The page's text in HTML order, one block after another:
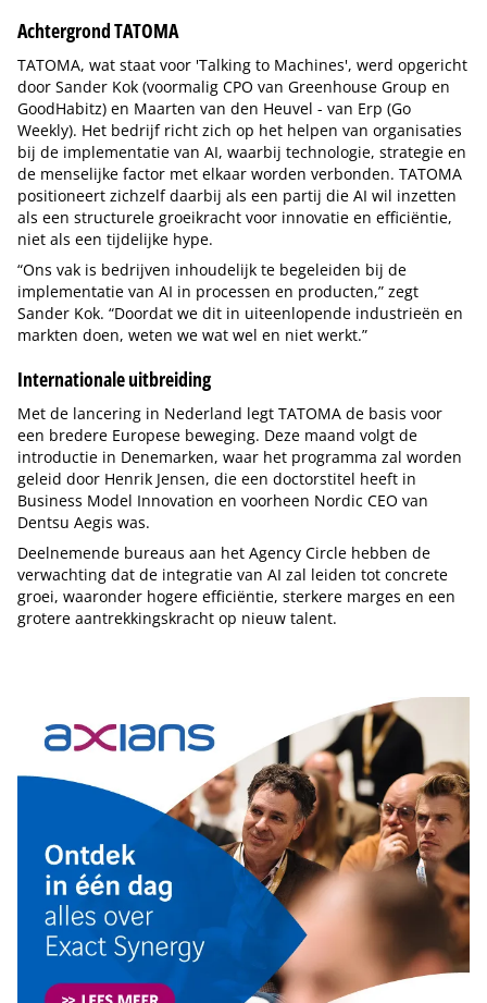
Achtergrond TATOMA
TATOMA, wat staat voor 'Talking to Machines', werd opgericht
door Sander Kok (voormalig CPO van Greenhouse Group en
GoodHabitz) en Maarten van den Heuvel - van Erp (Go
Weekly). Het bedrijf richt zich op het helpen van organisaties
bij de implementatie van AI, waarbij technologie, strategie en
de menselijke factor met elkaar worden verbonden. TATOMA
positioneert zichzelf daarbij als een partij die AI wil inzetten
als een structurele groeikracht voor innovatie en efficiëntie,
niet als een tijdelijke hype.
“Ons vak is bedrijven inhoudelijk te begeleiden bij de
implementatie van AI in processen en producten,” zegt
Sander Kok. “Doordat we dit in uiteenlopende industrieën en
markten doen, weten we wat wel en niet werkt.”
Internationale uitbreiding
Met de lancering in Nederland legt TATOMA de basis voor
een bredere Europese beweging. Deze maand volgt de
introductie in Denemarken, waar het programma zal worden
geleid door Henrik Jensen, die een doctorstitel heeft in
Business Model Innovation en voorheen Nordic CEO van
Dentsu Aegis was.
Deelnemende bureaus aan het Agency Circle hebben de
verwachting dat de integratie van AI zal leiden tot concrete
groei, waaronder hogere efficiëntie, sterkere marges en een
grotere aantrekkingskracht op nieuw talent.